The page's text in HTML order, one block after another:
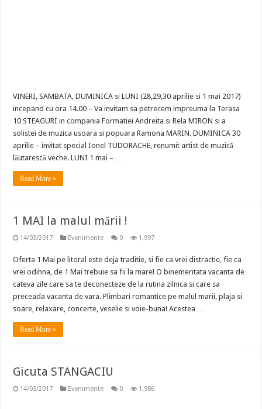
VINERI, SAMBATA, DUMINICA si LUNI (28,29,30 aprilie si 1 mai 2017)
incepand cu ora 14.00 – Va invitam sa petrecem impreuma la Terasa
10 STEAGURI in compania Formatiei Andreita si Rela MIRON si a
solistei de muzica usoara si popuara Ramona MARIN. DUMINICA 30
aprilie – invitat special Ionel TUDORACHE, renumit artist de muzică
lăutarescă veche. LUNI 1 mai – …
Read More »
1 MAI la malul mării !
14/03/2017 Evenimente 0 1,997
Oferta 1 Mai pe litoral este deja traditie, si fie ca vrei distractie, fie ca
vrei odihna, de 1 Mai trebuie sa fii la mare! O binemeritata vacanta de
cateva zile care sa te deconecteze de la rutina zilnica si care sa
preceada vacanta de vara. Plimbari romantice pe malul marii, plaja si
soare, relaxare, concerte, veselie si voie-buna! Acestea …
Read More »
Gicuta STANGACIU
14/03/2017 Evenimente 0 1,986